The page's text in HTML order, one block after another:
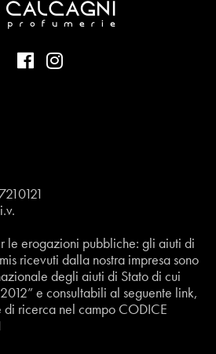
le erogazioni pubbliche: gli aiuti di
ricevuti dalla nostra impresa sono
degli aiuti di Stato di cui
e consultabili al seguente link,
di ricerca nel campo CODICE